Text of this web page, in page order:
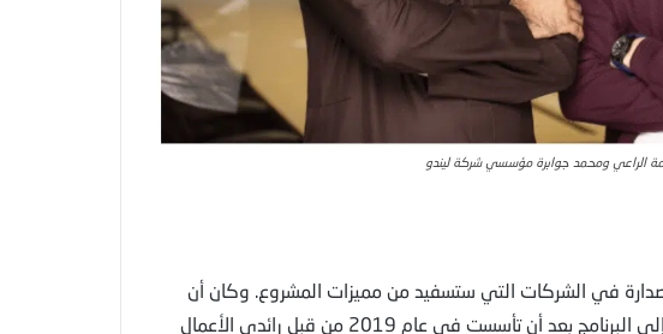
الراعي ومحمد جوابرة مؤسسي شركة ليندو
في الشركات التي ستسفيد من مميزات المشروع. وكان أن
حالف شركة ليندو الحظ في الانضمام إلى البرنامج بعد أن تأسست في عام 2019 من قبل رائدي الأعمال